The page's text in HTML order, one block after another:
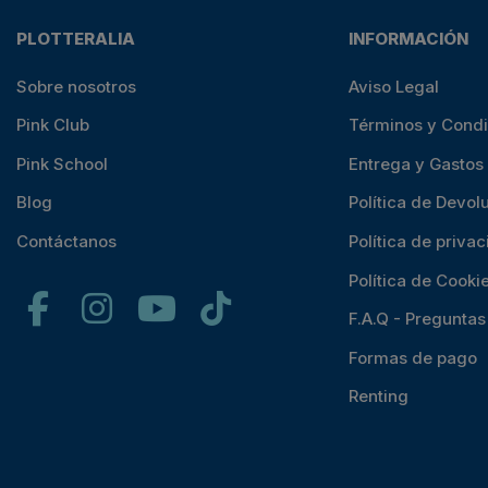
PLOTTERALIA
Sobre nosotros
Pink Club
Pink School
Blog
Contáctanos
INFORMACIÓN
Aviso Legal
Términos y
Entrega y
Política de
Política de
Política de
F.A.Q -
Formas de pago
Renting